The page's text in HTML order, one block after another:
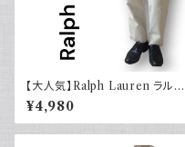
【大人気】Ralph Lauren ラルフ
ローレン チノパン アイボリー
¥4,980